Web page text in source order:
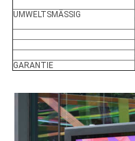
UMWELTSMÄSSIG
GARANTIE